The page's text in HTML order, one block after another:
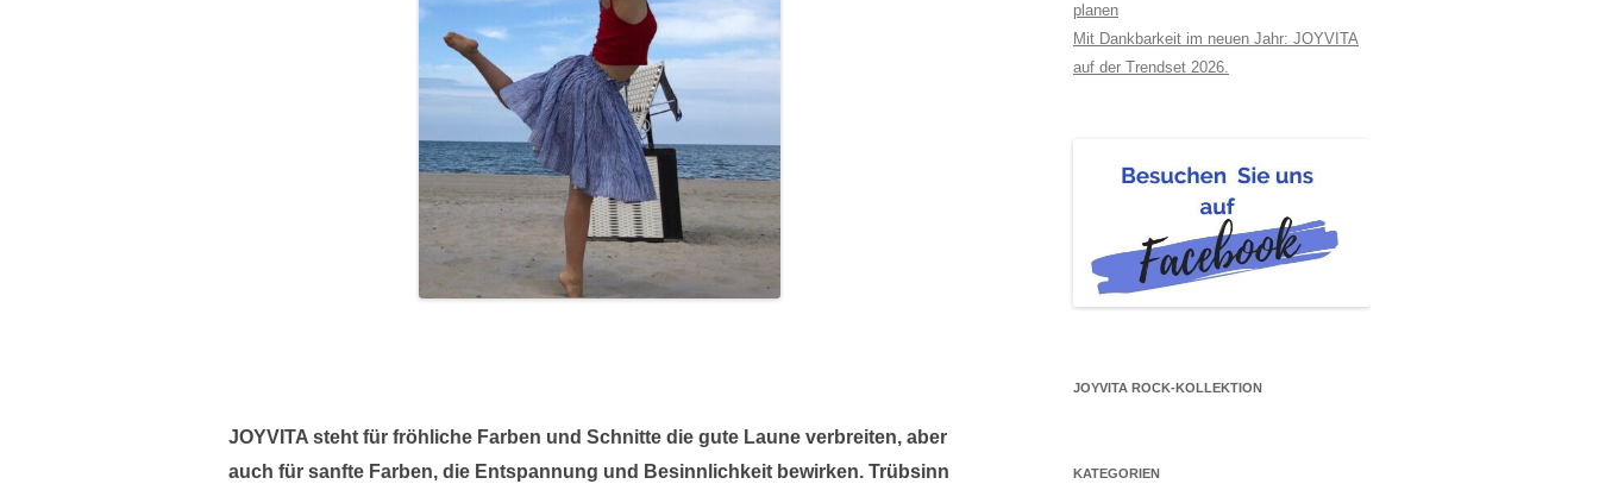
JOYVITA steht für fröhliche Farben und Schnitte die gute Laune verbreiten, aber
auch für sanfte Farben, die Entspannung und Besinnlichkeit bewirken. Trübsinn
planen
Mit Dankbarkeit im neuen Jahr: JOYVITA
auf der Trendset 2026.
JOYVITA ROCK-KOLLEKTION
KATEGORIEN